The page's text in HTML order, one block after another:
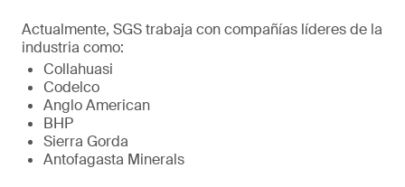
Actualmente, SGS trabaja con compañías líderes de la
industria como:
Collahuasi
Codelco
Anglo American
BHP
Sierra Gorda
Antofagasta Minerals